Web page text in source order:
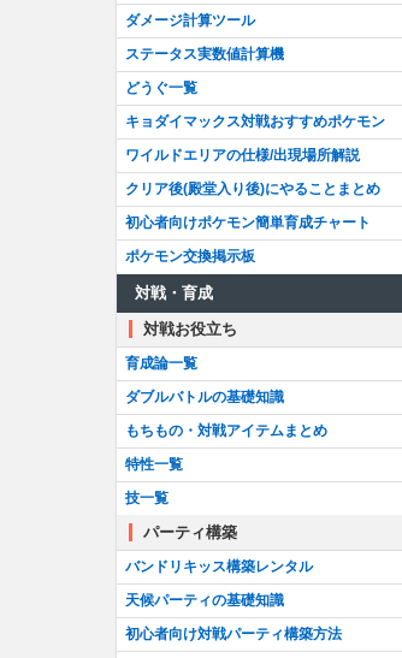
ダメージ計算ツール
ステータス実数値計算機
どうぐ一覧
キョダイマックス対戦おすすめポケモン
ワイルドエリアの仕様/出現場所解説
クリア後(殿堂入り後)にやることまとめ
初心者向けポケモン簡単育成チャート
ポケモン交換掲示板
対戦・育成
対戦お役立ち
育成論一覧
ダブルバトルの基礎知識
もちもの・対戦アイテムまとめ
特性一覧
技一覧
パーティ構築
バンドリキッス構築レンタル
天候パーティの基礎知識
初心者向け対戦パーティ構築方法